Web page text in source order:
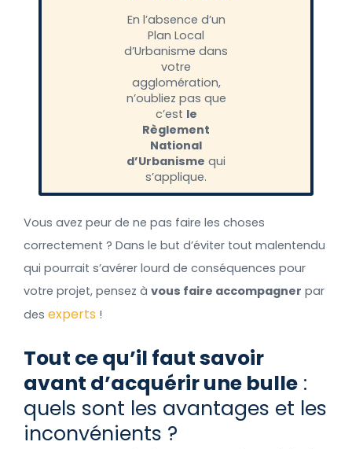
En l’absence d’un
Plan Local
d’Urbanisme dans
votre
agglomération,
n’oubliez pas que
c’est le
Règlement
National
d’Urbanisme qui
s’applique.
Vous avez peur de ne pas faire les choses
correctement ? Dans le but d’éviter tout malentendu
qui pourrait s’avérer lourd de conséquences pour
votre projet, pensez à vous faire accompagner par
des experts !
Tout ce qu’il faut savoir
avant d’acquérir une bulle :
quels sont les avantages et les
inconvénients ?